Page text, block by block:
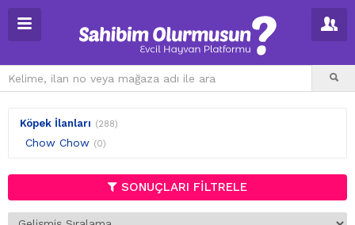
Köpek İlanları (288)
Chow Chow (0)
SONUÇLARI FİLTRELE